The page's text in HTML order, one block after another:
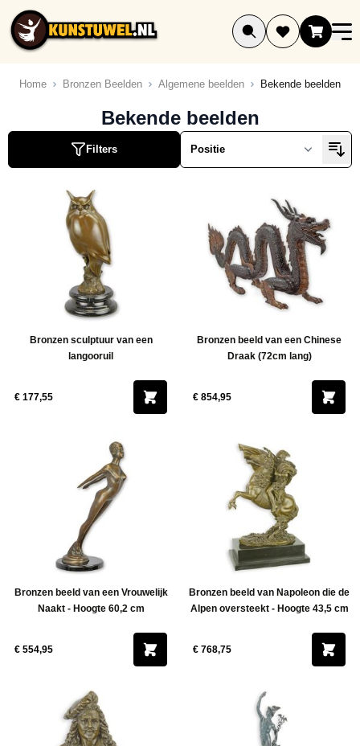
Ga naar de inhoud
Home Bronzen Beelden Algemene beelden Bekende beelden
Bekende beelden
Filters
Bronzen sculptuur van een
langooruil
€ 177,55
Bronzen beeld van een Chinese
Draak (72cm lang)
€ 854,95
Bronzen beeld van een Vrouwelijk
Naakt - Hoogte 60,2 cm
€ 554,95
Bronzen beeld van Napoleon die de
Alpen oversteekt - Hoogte 43,5 cm
€ 768,75